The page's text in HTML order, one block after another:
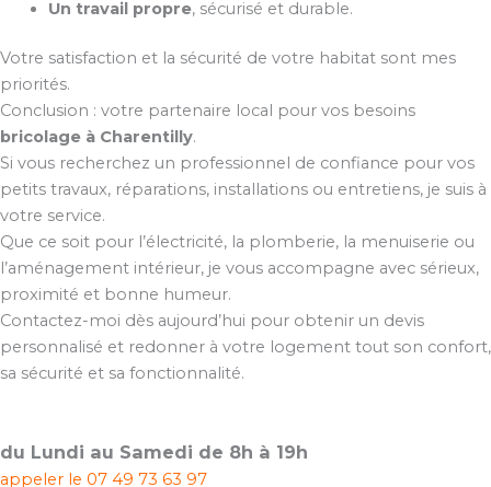
Un travail propre, sécurisé et durable.
Votre satisfaction et la sécurité de votre habitat sont mes
priorités.
Conclusion : votre partenaire local pour vos besoins
bricolage à Charentilly.
Si vous recherchez un professionnel de confiance pour vos
petits travaux, réparations, installations ou entretiens, je suis à
votre service.
Que ce soit pour l’électricité, la plomberie, la menuiserie ou
l’aménagement intérieur, je vous accompagne avec sérieux,
proximité et bonne humeur.
Contactez-moi dès aujourd’hui pour obtenir un devis
personnalisé et redonner à votre logement tout son confort,
sa sécurité et sa fonctionnalité.
du Lundi au Samedi de 8h à 19h
appeler le 07 49 73 63 97